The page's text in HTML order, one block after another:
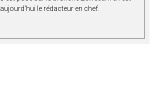
aujourd'hui le rédacteur en chef.